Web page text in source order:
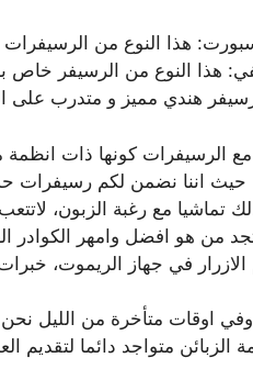
هذا النوع من
هندي مميز و متدرب على
الرسيفرات كونها ذات انظمة
اننا نضمن لكم رسيفرات
تماشيا مع رغبة الزبون،
من هو افضل وامهر الكوادر
في جهاز الريموت،
اوقات متأخرة من الليل
الزبائن متواجد دائما لتقديم